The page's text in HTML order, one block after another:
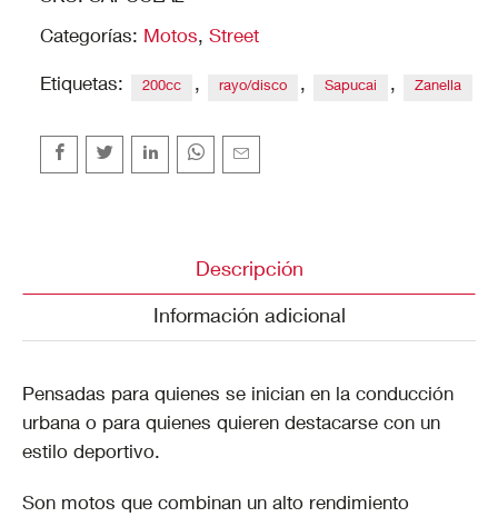
Categorías: Motos,Street
Etiquetas: 200cc , rayo/disco , Sapucai , Zanella
Descripción
Información adicional
Pensadas para quienes se inician en la conducción
urbana o para quienes quieren destacarse con un
estilo deportivo.
Son motos que combinan un alto rendimiento